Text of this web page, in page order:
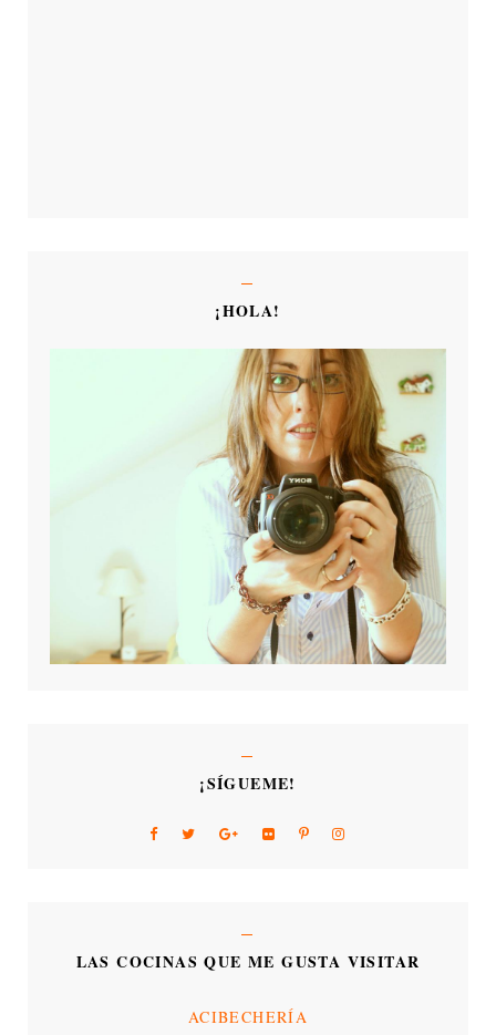
¡HOLA!
¡SÍGUEME!
LAS COCINAS QUE ME GUSTA VISITAR
ACIBECHERÍA